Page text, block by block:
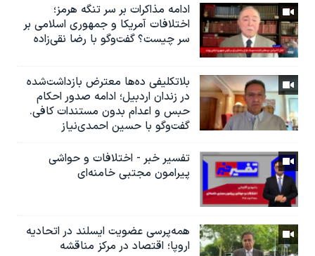
ادامه مذاکرات بر سر تنگه هرمز؛
اختلافات آمریکا و جمهوری اسلامی بر
سر چیست؟ گفت‌وگو با رضا نقی‌زاده
بلاتکلیفی ده‌ها معترض بازداشت‌شده
در زندان اردبیل؛ ادامه صدور احکام
حبس و اعدام بدون مستندات کافی.
گفت‌وگو با حسین احمدی‌نیاز
تفسیر خبر - اختلافات و حواشی
پیرامون مجتبی خامنه‌ای
همه‌پرسی عضویت ایسلند در اتحادیه
اروپا؛ اقتصاد در مرکز مناقشه